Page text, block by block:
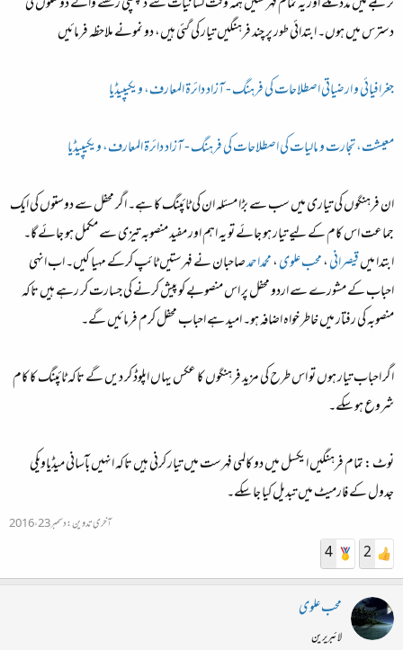
دسترس میں ہوں۔ ابتدائی طور پر چند فرہنگیں تیار کی گئی ہیں، دو نمونے ملاحظہ فرمائیں
جغرافیائی و ارضیاتی اصطلاحات کی فرہنگ - آزاد دائرۃ المعارف، ویکیپیڈیا
معیشت، تجارت و مالیات کی اصطلاحات کی فرہنگ - آزاد دائرۃ المعارف، ویکیپیڈیا
ان فرہنگوں کی تیاری میں سب سے بڑا مسئلہ ان کی ٹائپنگ کا ہے۔ اگر محفل سے دوستوں کی ایک
جماعت اس کام کے لیے تیار ہو جائے تو یہ اہم اور مفید منصوبہ تیزی سے مکمل ہو جائے گا۔
ابتدا میںقیصرانی،محب علوی،محمداحمدصاحبان نے فہرستیں ٹائپ کرکے مہیا کیں۔ اب انہی
احباب کے مشورے سے اردو محفل پر اس منصوبے کو پیش کرنے کی جسارت کر رہے ہیں تاکہ
منصوبہ کی رفتار میں خاطر خواہ اضافہ ہو۔ امید ہے احباب محفل کرم فرمائیں گے۔
اگر احباب تیار ہوں تو اس طرح کی مزید فرہنگوں کا عکس یہاں اپلوڈ کر دیں گے تاکہ ٹائپنگ کا کام
شروع ہو سکے۔
نوٹ : تمام فرہنگیں ایکسل میں دو کالمی فہرست میں تیار کرنی ہیں تاکہ انہیں بآسانی میڈیاویکی
جدول کے فارمیٹ میں تبدیل کیا جا سکے۔
آخری تدوین:دسمبر 23، 2016
2
4
محب علوی
لائبریرین